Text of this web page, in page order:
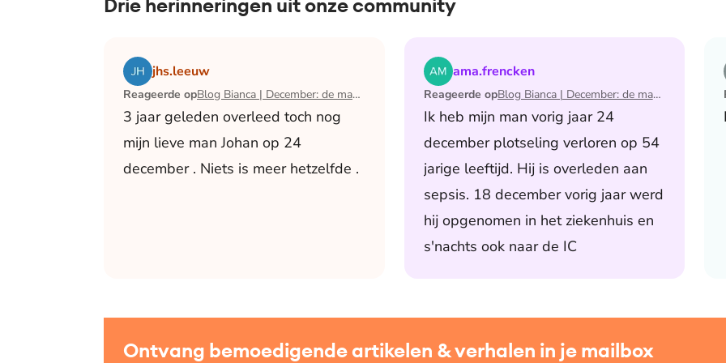
Drie herinneringen uit onze community
jhs.leeuw
Reageerde op Blog Bianca | December: de maand waarin ik mijn man verloor
3 jaar geleden overleed toch nog
mijn lieve man Johan op 24
december . Niets is meer hetzelfde .
Lees het artikel Blog Bianca | December: de maand waarin ik mijn man verloor
ama.frencken
Reageerde op Blog Bianca | December: de maand waarin ik mijn man verloor
Ik heb mijn man vorig jaar 24
december plotseling verloren op 54
jarige leeftijd. Hij is overleden aan
sepsis. 18 december vorig jaar werd
hij opgenomen in het ziekenhuis en
s'nachts ook naar de IC
Lees het artikel Blog Bianca | December: de maand
Ontvang bemoedigende artikelen & verhalen in je mailbox